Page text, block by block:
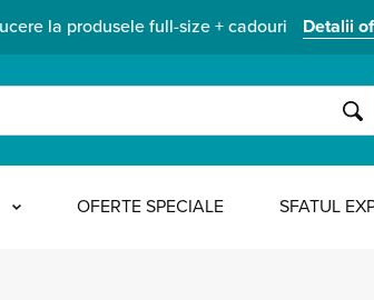
la produsele full-size + cadouri Detalii
OFERTE SPECIALE SFATUL